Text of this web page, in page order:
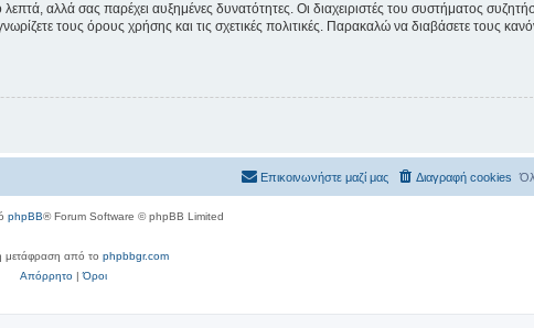
αλλά σας παρέχει αυξημένες δυνατότητες. Οι διαχειριστές του συστήματος
τους όρους χρήσης και τις σχετικές πολιτικές. Παρακαλώ να διαβάσετε τους
Διαγραφή cookies
Επικοινωνήστε μαζί μας
phpBB® Forum Software © phpBB Limited
μετάφραση από το phpbbgr.com
Απόρρητο|Όροι